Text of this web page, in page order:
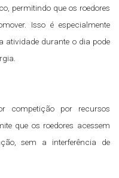
permitindo que os roedores
Isso é especialmente
atividade durante o dia pode
competição por recursos
que os roedores acessem
sem a interferência de